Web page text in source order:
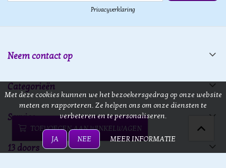
TOEVOEGEN AAN WINKELWAGEN
Privacyverklaring
Neem contact op
Categorieën
Service
13 doors
Met deze cookies kunnen we het bezoekersgedrag op onze website
meten en rapporteren. Ze helpen ons om onze diensten te
verbeteren en te personaliseren.
JA NEE MEER INFORMATIE